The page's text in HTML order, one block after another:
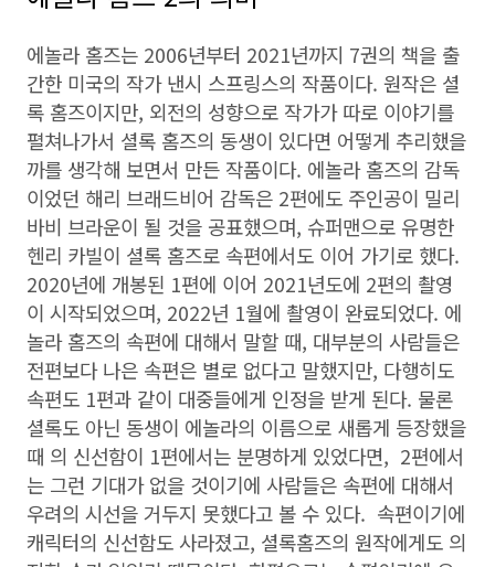
에놀라 홈즈는 2006년부터 2021년까지 7권의 책을 출
간한 미국의 작가 낸시 스프링스의 작품이다. 원작은 셜
록 홈즈이지만, 외전의 성향으로 작가가 따로 이야기를
펼쳐나가서 셜록 홈즈의 동생이 있다면 어떻게 추리했을
까를 생각해 보면서 만든 작품이다. 에놀라 홈즈의 감독
이었던 해리 브래드비어 감독은 2편에도 주인공이 밀리
바비 브라운이 될 것을 공표했으며, 슈퍼맨으로 유명한
헨리 카빌이 셜록 홈즈로 속편에서도 이어 가기로 했다.
2020년에 개봉된 1편에 이어 2021년도에 2편의 촬영
이 시작되었으며, 2022년 1월에 촬영이 완료되었다. 에
놀라 홈즈의 속편에 대해서 말할 때, 대부분의 사람들은
전편보다 나은 속편은 별로 없다고 말했지만, 다행히도
속편도 1편과 같이 대중들에게 인정을 받게 된다. 물론
셜록도 아닌 동생이 에놀라의 이름으로 새롭게 등장했을
때 의 신선함이 1편에서는 분명하게 있었다면, 2편에서
는 그런 기대가 없을 것이기에 사람들은 속편에 대해서
우려의 시선을 거두지 못했다고 볼 수 있다. 속편이기에
캐릭터의 신선함도 사라졌고, 셜록홈즈의 원작에게도 의